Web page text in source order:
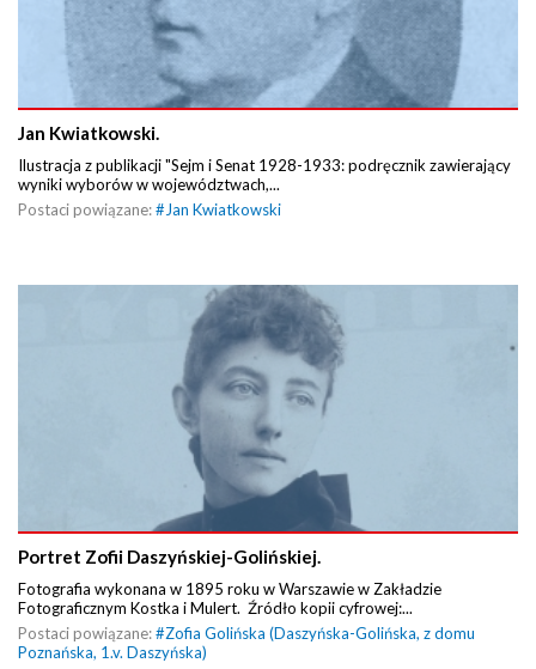
Jan Kwiatkowski.
Ilustracja z publikacji "Sejm i Senat 1928-1933: podręcznik zawierający
wyniki wyborów w województwach,...
Postaci powiązane:#Jan Kwiatkowski
Portret Zofii Daszyńskiej-Golińskiej.
Fotografia wykonana w 1895 roku w Warszawie w Zakładzie
Fotograficznym Kostka i Mulert. Źródło kopii cyfrowej:...
Postaci powiązane:#Zofia Golińska (Daszyńska-Golińska, z domu
Poznańska, 1.v. Daszyńska)